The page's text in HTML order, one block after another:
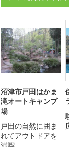
沼津市戸田はかま
滝オートキャンプ
場
戸田の自然に囲ま
れてアウトドアを